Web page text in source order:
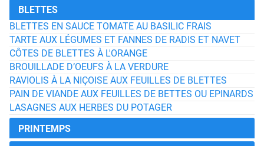
BLETTES
BLETTES EN SAUCE TOMATE AU BASILIC FRAIS
TARTE AUX LÉGUMES ET FANNES DE RADIS ET NAVET
CÔTES DE BLETTES À L'ORANGE
BROUILLADE D’OEUFS À LA VERDURE
RAVIOLIS À LA NIÇOISE AUX FEUILLES DE BLETTES
PAIN DE VIANDE AUX FEUILLES DE BETTES OU EPINARDS
LASAGNES AUX HERBES DU POTAGER
PRINTEMPS